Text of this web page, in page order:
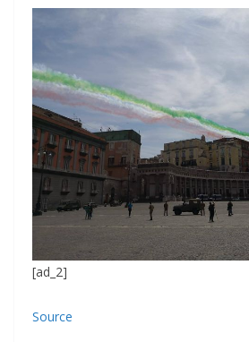
[ad_2]
Source